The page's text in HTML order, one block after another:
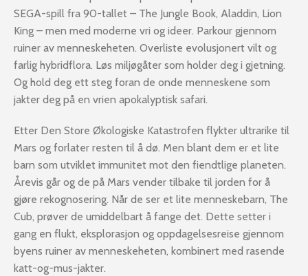
SEGA-spill fra 90-tallet – The Jungle Book, Aladdin, Lion
King – men med moderne vri og ideer. Parkour gjennom
ruiner av menneskeheten. Overliste evolusjonert vilt og
farlig hybridflora. Løs miljøgåter som holder deg i gjetning.
Og hold deg ett steg foran de onde menneskene som
jakter deg på en vrien apokalyptisk safari.
Etter Den Store Økologiske Katastrofen flykter ultrarike til
Mars og forlater resten til å dø. Men blant dem er et lite
barn som utviklet immunitet mot den fiendtlige planeten.
Årevis går og de på Mars vender tilbake til jorden for å
gjøre rekognosering. Når de ser et lite menneskebarn, The
Cub, prøver de umiddelbart å fange det. Dette setter i
gang en flukt, eksplorasjon og oppdagelsesreise gjennom
byens ruiner av menneskeheten, kombinert med rasende
katt-og-mus-jakter.